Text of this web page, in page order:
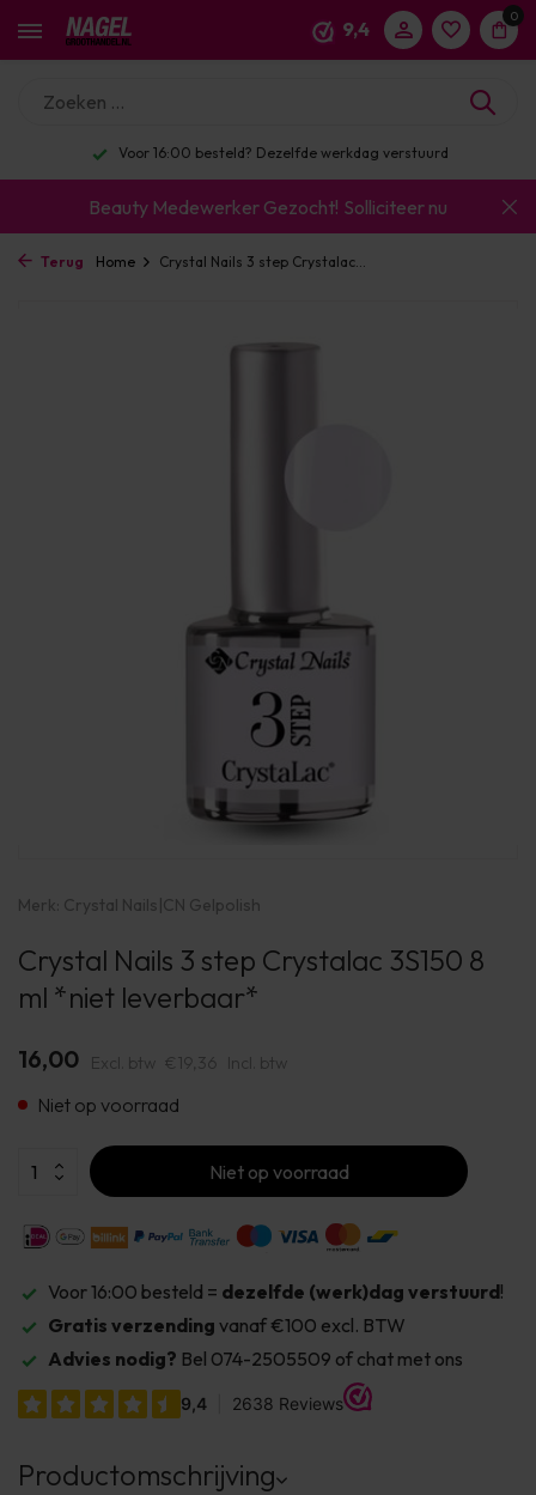
9,4
0
Voor 16:00 besteld? Dezelfde werkdag verstuurd
Beauty Medewerker Gezocht! Solliciteer nu
Terug Home Crystal Nails 3 step Crystalac...
Merk: Crystal Nails|CN Gelpolish
Crystal Nails 3 step Crystalac 3S150 8
ml *niet leverbaar*
16,00 Excl. btw €19,36 Incl. btw
Niet op voorraad
Niet op voorraad
Voor 16:00 besteld = dezelfde (werk)dag verstuurd!
Gratis verzending vanaf €100 excl. BTW
Advies nodig? Bel 074-2505509 of chat met ons
Productomschrijving